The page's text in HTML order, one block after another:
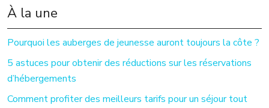
À la une
Pourquoi les auberges de jeunesse auront toujours la côte ?
5 astuces pour obtenir des réductions sur les réservations
d’hébergements
Comment profiter des meilleurs tarifs pour un séjour tout